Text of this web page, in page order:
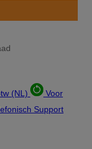
(NL)
Voor
Support